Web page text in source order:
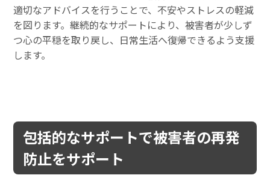
適切なアドバイスを行うことで、不安やストレスの軽減
を図ります。継続的なサポートにより、被害者が少しず
つ心の平穏を取り戻し、日常生活へ復帰できるよう支援
します。
包括的なサポートで被害者の再発
防止をサポート